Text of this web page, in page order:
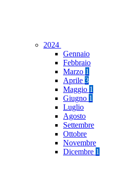
2024
Gennaio
Febbraio
Marzo 1
Aprile 3
Maggio 1
Giugno 1
Luglio
Agosto
Settembre
Ottobre
Novembre
Dicembre 1